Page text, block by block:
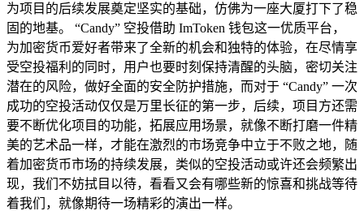
为项目的后续发展奠定坚实的基础，仿佛为一座大厦打下了稳
固的地基。 “Candy” 空投借助 ImToken 钱包这一优质平台，
为加密货币爱好者带来了全新的机会和独特的体验，在尽情享
受空投福利的同时，用户也要时刻保持清醒的头脑，密切关注
潜在的风险，做好全面的安全防护措施，而对于 “Candy” 一次
成功的空投活动仅仅是万里长征的第一步，后续，项目方还需
要不断优化项目的功能，拓展应用场景，就像不断打磨一件精
美的艺术品一样，才能在激烈的市场竞争中立于不败之地，随
着加密货币市场的持续发展，类似的空投活动或许还会频繁出
现，我们不妨拭目以待，看看又会有哪些新的惊喜和挑战等待
着我们，就像期待一场精彩的演出一样。